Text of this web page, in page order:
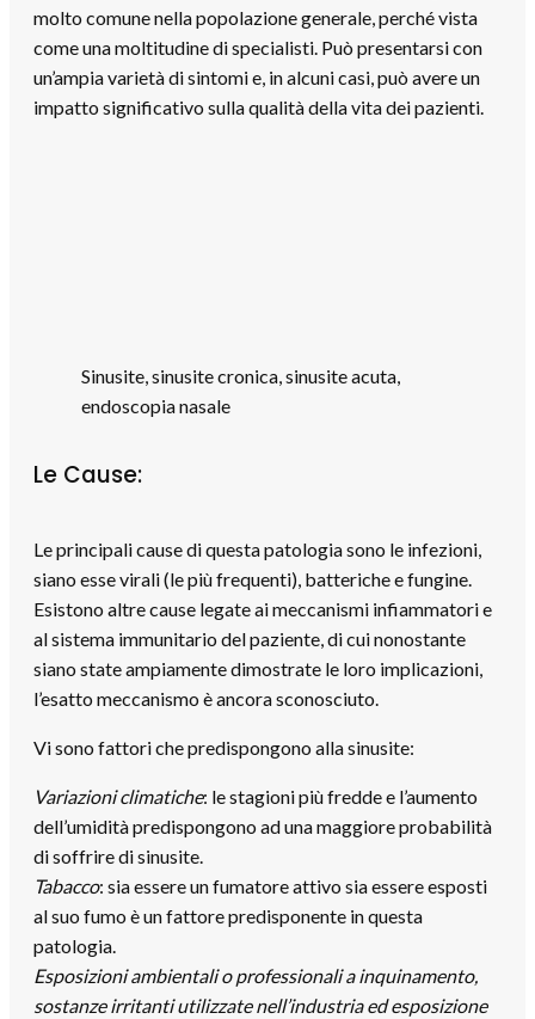
molto comune nella popolazione generale, perché vista
come una moltitudine di specialisti. Può presentarsi con
un’ampia varietà di sintomi e, in alcuni casi, può avere un
impatto significativo sulla qualità della vita dei pazienti.
Sinusite, sinusite cronica, sinusite acuta,
endoscopia nasale
Le Cause:
Le principali cause di questa patologia sono le infezioni,
siano esse virali (le più frequenti), batteriche e fungine.
Esistono altre cause legate ai meccanismi infiammatori e
al sistema immunitario del paziente, di cui nonostante
siano state ampiamente dimostrate le loro implicazioni,
l’esatto meccanismo è ancora sconosciuto.
Vi sono fattori che predispongono alla sinusite:
Variazioni climatiche: le stagioni più fredde e l’aumento
dell’umidità predispongono ad una maggiore probabilità
di soffrire di sinusite.
Tabacco: sia essere un fumatore attivo sia essere esposti
al suo fumo è un fattore predisponente in questa
patologia.
Esposizioni ambientali o professionali a inquinamento,
sostanze irritanti utilizzate nell’industria ed esposizione